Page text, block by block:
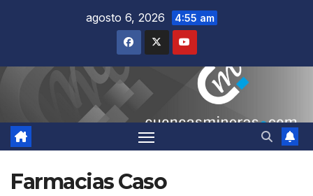
agosto 6, 2026 4:55 am
Farmacias Caso